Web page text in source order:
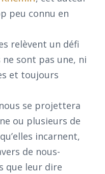
peu connu en
relèvent un défi
sont pas une, ni
et toujours
se projettera
ou plusieurs de
incarnent,
de nous-
que leur dire